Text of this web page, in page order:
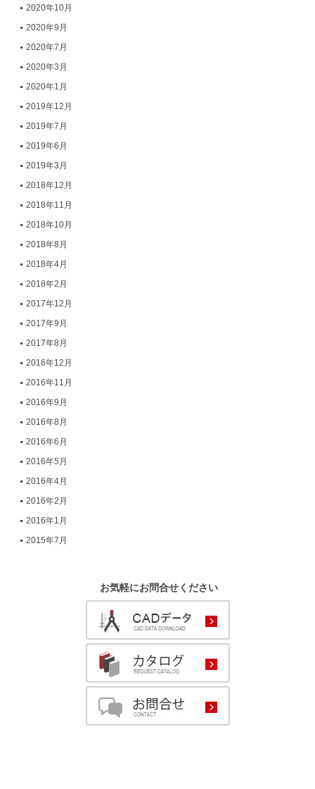
2020年10月
2020年9月
2020年7月
2020年3月
2020年1月
2019年12月
2019年7月
2019年6月
2019年3月
2018年12月
2018年11月
2018年10月
2018年8月
2018年4月
2018年2月
2017年12月
2017年9月
2017年8月
2016年12月
2016年11月
2016年9月
2016年8月
2016年6月
2016年5月
2016年4月
2016年2月
2016年1月
2015年7月
お気軽にお問合せください